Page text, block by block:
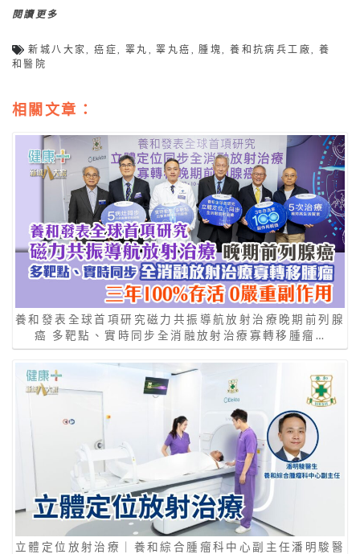
閱讀更多
新城八大家,癌症, 睪丸 ,睪丸癌 ,腫塊,養和抗病兵工廠, 養
和醫院
相關文章：
養和發表全球首項研究磁力共振導航放射治療晚期前列腺
癌 多靶點、實時同步全消融放射治療寡轉移腫瘤…
立體定位放射治療｜養和綜合腫瘤科中心副主任潘明駿醫